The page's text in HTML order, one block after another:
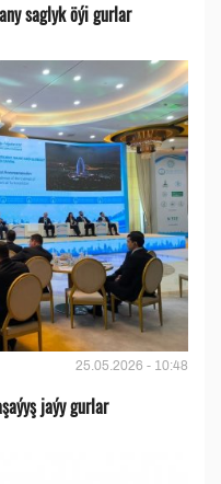
saglyk öýi gurlar
25.05.2026 - 10:48
jaýy gurlar